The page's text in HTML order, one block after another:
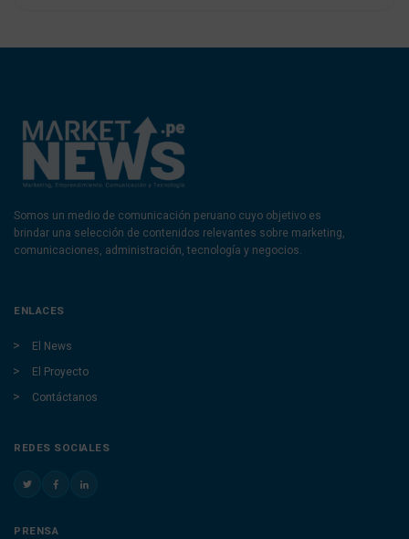
Somos un medio de comunicación peruano cuyo objetivo es
brindar una selección de contenidos relevantes sobre marketing,
comunicaciones, administración, tecnología y negocios.
ENLACES
El News
El Proyecto
Contáctanos
REDES SOCIALES
PRENSA